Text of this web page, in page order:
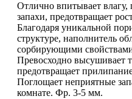
Отлично впитывает
запахи, предотвращает
Благодаря уникальной
структуре, наполнитель
сорбирующими
Превосходно высушивает
предотвращает
Поглощает неприятные
комнате. Фр. 3-5 мм.